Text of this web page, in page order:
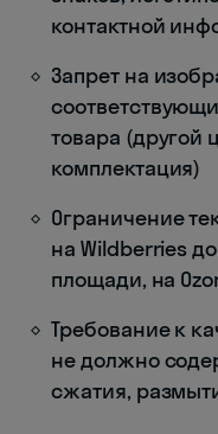
контактной
Запрет на
товара (другой
комплектация)
Ограничение
на Wildberries
площади, на
Требование к
не должно
сжатия,